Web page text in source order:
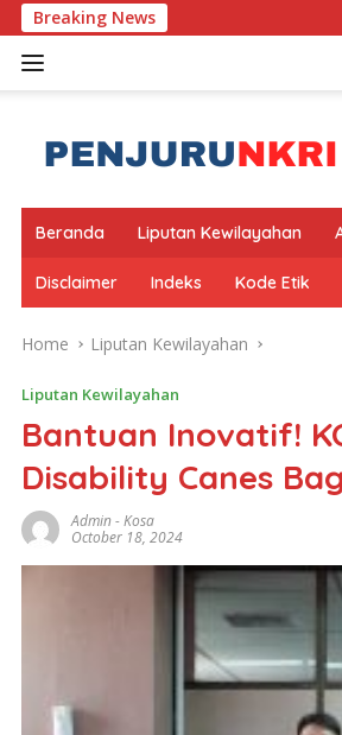
Breaking News
Beranda Liputan Kewilayahan
Disclaimer Indeks Kode Etik
Home Liputan Kewilayahan
Liputan Kewilayahan
Bantuan Inovatif!
Disability Canes
Admin-Kosa
October 18, 2024